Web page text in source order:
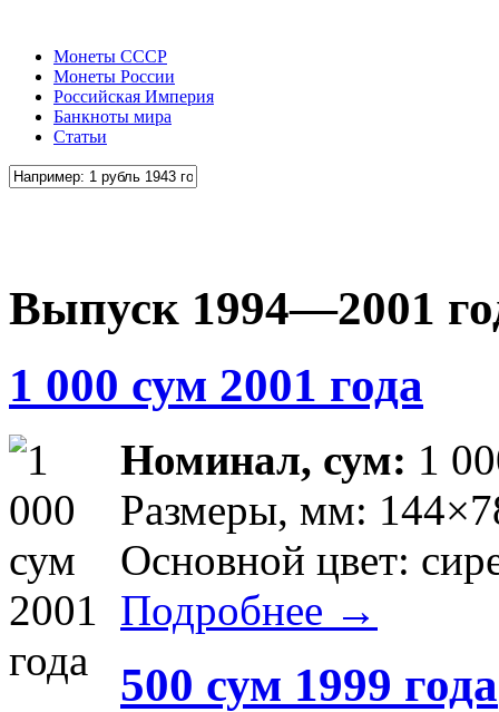
Монеты СССР
Монеты России
Российская Империя
Банкноты мира
Статьи
Выпуск 1994—2001
1 000 сум 2001 года
Номинал, сум: 1
Размеры, мм:
Основной цвет:
Подробнее →
500 сум 1999 года